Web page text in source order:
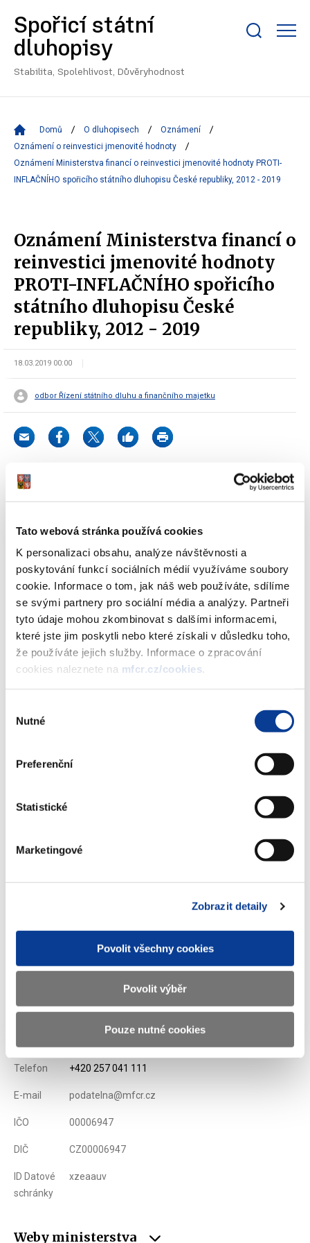
Tato webová stránka používá cookies
K personalizaci obsahu, analýze návštěvnosti a
poskytování funkcí sociálních médií využíváme soubory
cookie. Informace o tom, jak náš web používáte, sdílíme
se svými partnery pro sociální média a analýzy. Partneři
tyto údaje mohou zkombinovat s dalšími informacemi,
které jste jim poskytli nebo které získali v důsledku toho,
že používáte jejich služby. Informace o zpracování
cookies naleznete na mfcr.cz/cookies.
souhlasu
Nutné
Preferenční
Statistické
Marketingové
Zobrazit detaily
Povolit všechny cookies
Povolit výběr
Pouze nutné cookies
Spořicí státní
dluhopisy
Stabilita, Spolehlivost, Důvěryhodnost
Domů O dluhopisech
Oznámení
Oznámení o reinvestici jmenovité hodnoty
Oznámení Ministerstva financí o reinvestici jmenovité hodnoty PROTI-
INFLAČNÍHO spořicího státního dluhopisu České republiky, 2012 - 2019
Oznámení Ministerstva financí o
reinvestici jmenovité hodnoty
PROTI-INFLAČNÍHO spořicího
státního dluhopisu České
republiky, 2012 - 2019
18.03.2019 00:00
odbor Řízení státního dluhu a finančního majetku
Z rozhodnutí Ministerstva financí může být předčasně ukončeno
období pro podávání žádostí o úpis státních dluhopisů, do kterých
také ukončeno období pro podávání žádostí o reinvestici
spořicích státních dluhopisů.
Dokumenty ke stažení
Oznámení Ministerstva financí o
Stáhnout vybrané (
Stáhnout vše
Ministerstvo financí ČR
Telefon +420 257 041 111
E-mail podatelna@mfcr.cz
IČO 00006947
DIČ CZ00006947
ID Datové
schránky
xzeaauv
Weby ministerstva